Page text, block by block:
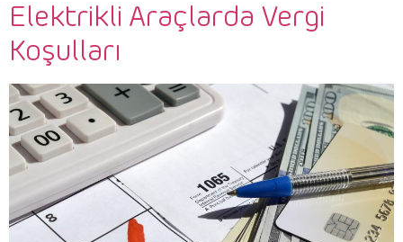
Elektrikli Araçlarda Vergi
Koşulları